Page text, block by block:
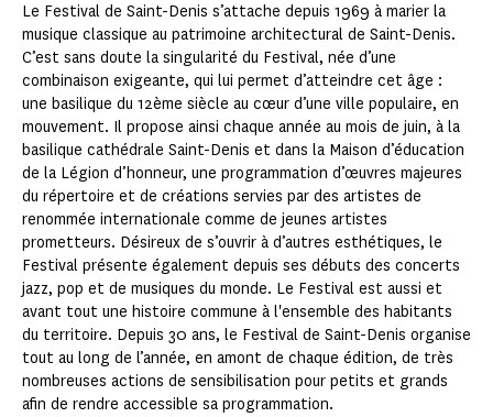
Le Festival de Saint-Denis s’attache depuis 1969 à marier la
musique classique au patrimoine architectural de Saint-Denis.
C’est sans doute la singularité du Festival, née d’une
combinaison exigeante, qui lui permet d’atteindre cet âge :
une basilique du 12ème siècle au cœur d’une ville populaire, en
mouvement. Il propose ainsi chaque année au mois de juin, à la
basilique cathédrale Saint-Denis et dans la Maison d’éducation
de la Légion d’honneur, une programmation d’œuvres majeures
du répertoire et de créations servies par des artistes de
renommée internationale comme de jeunes artistes
prometteurs. Désireux de s’ouvrir à d’autres esthétiques, le
Festival présente également depuis ses débuts des concerts
jazz, pop et de musiques du monde. Le Festival est aussi et
avant tout une histoire commune à l'ensemble des habitants
du territoire. Depuis 30 ans, le Festival de Saint-Denis organise
tout au long de l’année, en amont de chaque édition, de très
nombreuses actions de sensibilisation pour petits et grands
afin de rendre accessible sa programmation.